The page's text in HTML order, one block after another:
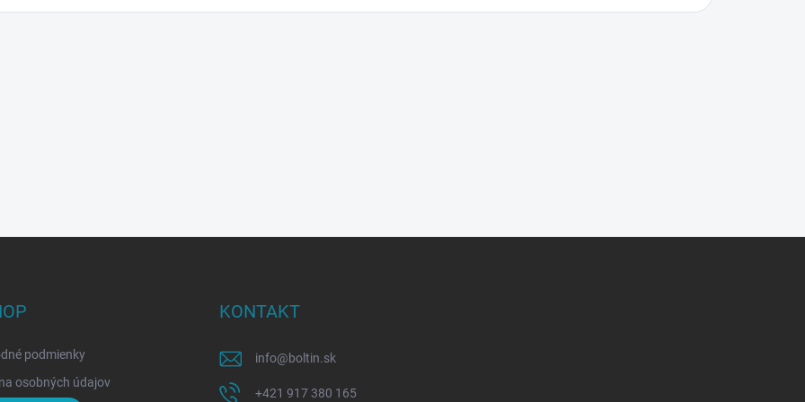
podmienky
osobných údajov
KONTAKT
info@boltin.sk
+421 917 380 165